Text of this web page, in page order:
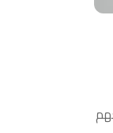
معهم